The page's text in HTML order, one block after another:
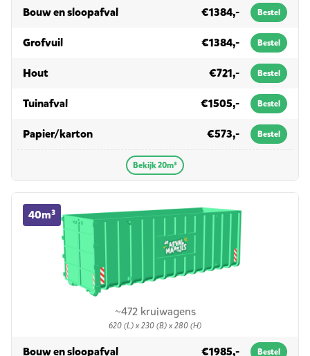
Bouw en sloopafvalin 20m³ €1384,- Bestel
Grofvuilin 20m³ €1384,- Bestel
Houtin 20m³ €721,- Bestel
Tuinafvalin 20m³ €1505,- Bestel
Papier/kartonin 20m³ €573,- Bestel
Bekijk 20m³
~472 kruiwagens
620 (L) x 230 (B) x 280 (H)
40m³
40m³ container huren
Bouw en sloopafvalin 40m³ €1985,- Bestel